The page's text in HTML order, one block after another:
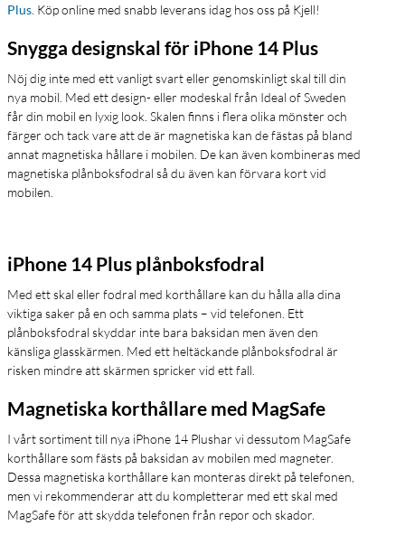
Plus . Köp online med snabb leverans idag hos oss på Kjell!
Snygga designskal för iPhone 14 Plus
Nöj dig inte med ett vanligt svart eller genomskinligt skal till din
nya mobil. Med ett design- eller modeskal från Ideal of Sweden
får din mobil en lyxig look. Skalen finns i flera olika mönster och
färger och tack vare att de är magnetiska kan de fästas på bland
annat magnetiska hållare i mobilen. De kan även kombineras med
magnetiska plånboksfodral så du även kan förvara kort vid
mobilen.
iPhone 14 Plus plånboksfodral
Med ett skal eller fodral med korthållare kan du hålla alla dina
viktiga saker på en och samma plats – vid telefonen. Ett
plånboksfodral skyddar inte bara baksidan men även den
känsliga glasskärmen. Med ett heltäckande plånboksfodral är
risken mindre att skärmen spricker vid ett fall.
Magnetiska korthållare med MagSafe
I vårt sortiment till nya iPhone 14 Plushar vi dessutom MagSafe
korthållare som fästs på baksidan av mobilen med magneter.
Dessa magnetiska korthållare kan monteras direkt på telefonen,
men vi rekommenderar att du kompletterar med ett skal med
MagSafe för att skydda telefonen från repor och skador.